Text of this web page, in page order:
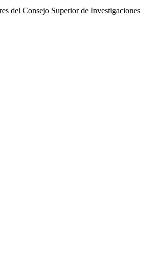
del Consejo Superior de Investigaciones